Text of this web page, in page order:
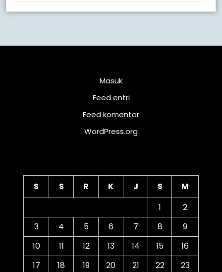
Masuk
Feed entri
Feed komentar
WordPress.org
S S R K J S
M
1
2
3
4 5 6 7 8
9
10
11 12 13 14 15
16
17
18 19 20 21 22
23